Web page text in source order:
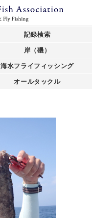
記録検索
岸（磯）
海水フライフィッシング
オールタックル